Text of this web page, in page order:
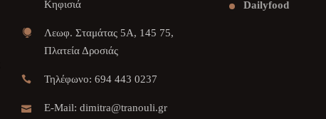
Κηφισιά
Λεωφ. Σταμάτας 5Α, 145 75,
Πλατεία Δροσιάς
Τηλέφωνο: 694 443 0237
E-Mail: dimitra@tranouli.gr
Dailyfood